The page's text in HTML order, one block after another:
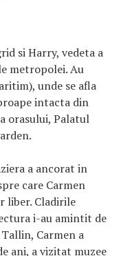
si Harry, vedeta a
metropolei. Au
unde se afla
intacta din
orasului, Palatul
a ancorat in
care Carmen
liber. Cladirile
i-au amintit de
Carmen a
ani, a vizitat muzee